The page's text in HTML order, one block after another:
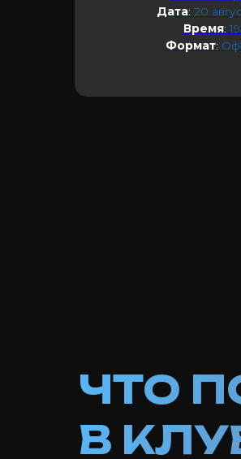
Дата: 20
Время:
Формат:
ЧТО
В